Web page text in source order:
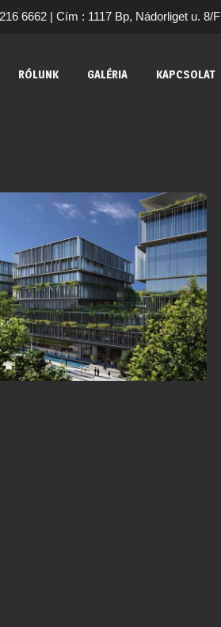
6662 | Cím : 1117 Bp, Nádorliget u. 8/F
RÓLUNK GALÉRIA KAPCSOLAT